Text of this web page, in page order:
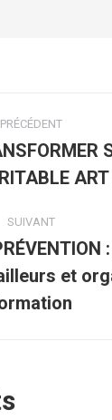
PRÉCÉDENT
précédent
ART
SUIVANT
Article
suivant
et